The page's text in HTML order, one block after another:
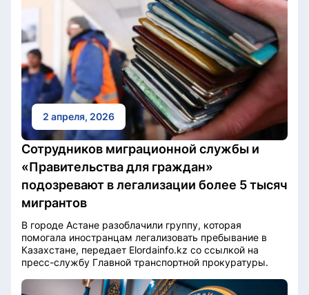
2 апреля, 2026
Сотрудников миграционной службы и
«Правительства для граждан»
подозревают в легализации более 5 тысяч
мигрантов
В городе Астане разоблачили группу, которая
помогала иностранцам легализовать пребывание в
Казахстане, передает Elordainfo.kz со ссылкой на
пресс-службу Главной транспортной прокуратуры.